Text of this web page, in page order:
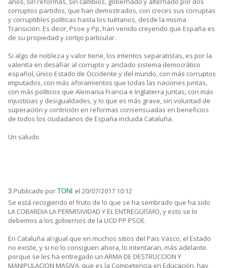
corruptos partidos, que han demostrados, con creces sus corruptas
y corruptibles políticas hasta los tuétanos, desde la misma
Transición. Es decir, Psoe y Pp, han venido creyendo que España es
de su propiedad y cortijo particular.
Si algo de nobleza y valor tiene, los intentos separatistas, es por la
valentía en desafiar al corrupto y anclado sistema democrático
español, único Estado de Occidente y del mundo, con más corruptos
imputados, con más aforamientos que todas las naciones juntas,
con más políticos que Alemania Francia e Inglaterra juntas, con más
injusticias y desigualdades, y lo que es más grave, sin voluntad de
superación y contrición en reformas consensuadas en beneficios
de todos los ciudadanos de España incluida Cataluña.
Un saludo
3.Publicado por TONI el 20/07/2017 10:12
Se está recogiendo el fruto de lo que se ha sembrado que ha sido
LA COBARDIA LA PERMISIVIDAD Y EL ENTREGUISMO, y esto se lo
debemos a los gobiernos de la UCD PP PSOE.
En Cataluña al igual que en muchos sitios del Pais Vasco, el Estado
no existe, y si no lo consiguen ahora, lo intentaran, más adelante.
porque se les ha entregado un ARMA DE DESTRUCCION Y
MANIPULACION MASIVA, que es la Competencia en Educación, hay